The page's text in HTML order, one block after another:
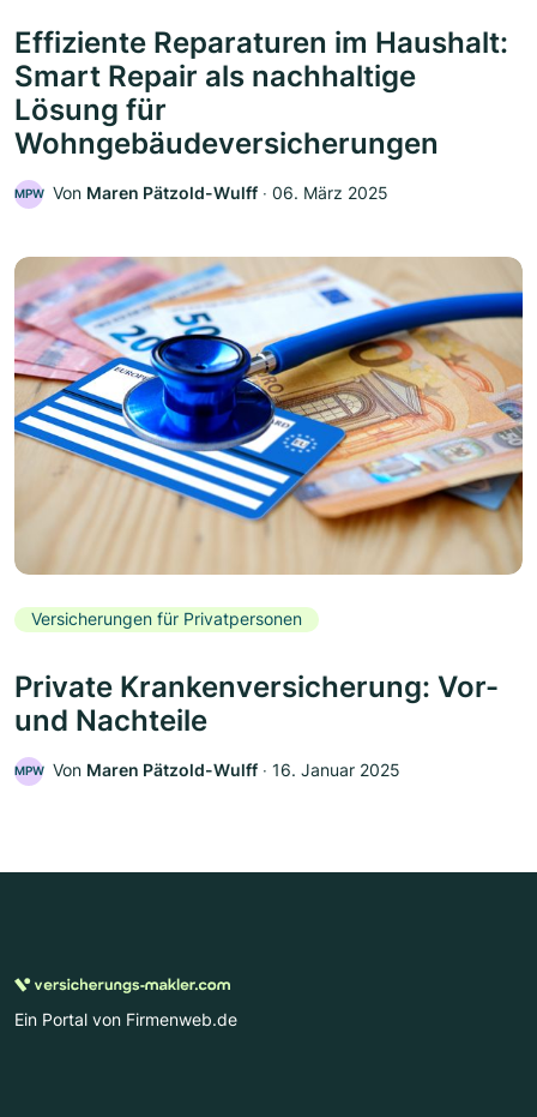
Effiziente Reparaturen im Haushalt:
Smart Repair als nachhaltige
Lösung für
Wohngebäudeversicherungen
MPW Von Maren Pätzold-Wulff ‧ 06. März 2025
Versicherungen für Privatpersonen
Private Krankenversicherung: Vor-
und Nachteile
MPW Von Maren Pätzold-Wulff ‧ 16. Januar 2025
Ein Portal von Firmenweb.de